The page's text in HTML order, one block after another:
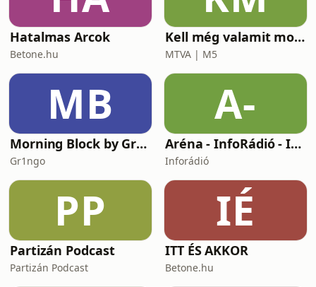
Hatalmas Arcok
Betone.hu
Kell még valamit mondanom, Ildikó?
MTVA | M5
MB
Morning Block by Gr1ngo
Gr1ngo
A-
Aréna - InfoRádió - Infostart.hu
Inforádió
PP
Partizán Podcast
Partizán Podcast
IÉ
ITT ÉS AKKOR
Betone.hu